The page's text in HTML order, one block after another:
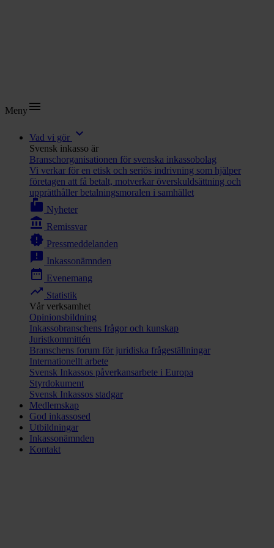
Menymenu
Vad vi gör expand_more
Svensk inkasso är
Branschorganisationen för svenska inkassobolag
Vi verkar för en etisk och seriös indrivning som hjälper
företagen att få betalt, motverkar överskuldsättning och
upprätthåller betalningsmoralen i samhället
markunread_mailbox Nyheter
account_balance Remissvar
new_releases Pressmeddelanden
announcement Inkassonämnden
date_range Evenemang
trending_up Statistik
Vår verksamhet
Opinionsbildning
Inkassobranschens frågor och kunskap
Juristkommittén
Branschens forum för juridiska frågeställningar
Internationellt arbete
Svensk Inkassos påverkansarbete i Europa
Styrdokument
Svensk Inkassos stadgar
Medlemskap
God inkassosed
Utbildningar
Inkassonämnden
Kontakt